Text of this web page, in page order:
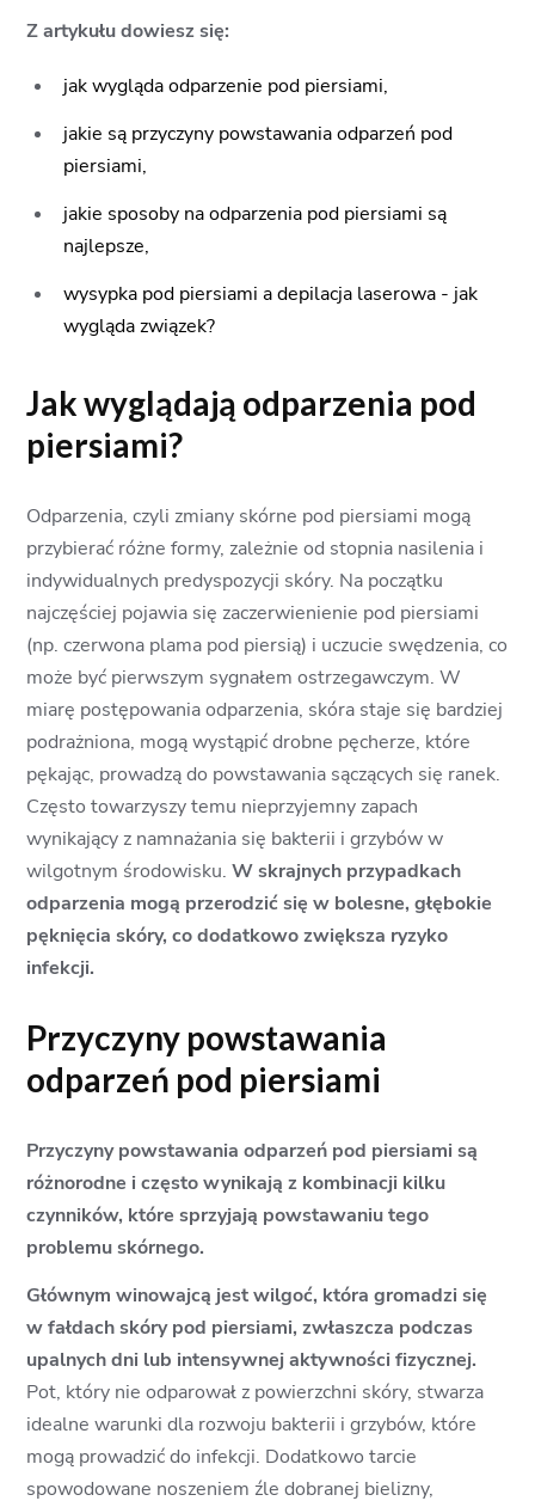
Z artykułu dowiesz się:
jak wygląda odparzenie pod piersiami,
jakie są przyczyny powstawania odparzeń pod
piersiami,
jakie sposoby na odparzenia pod piersiami są
najlepsze,
wysypka pod piersiami a depilacja laserowa - jak
wygląda związek?
Jak wyglądają odparzenia pod
piersiami?
Odparzenia, czyli zmiany skórne pod piersiami mogą
przybierać różne formy, zależnie od stopnia nasilenia i
indywidualnych predyspozycji skóry. Na początku
najczęściej pojawia się zaczerwienienie pod piersiami
(np. czerwona plama pod piersią) i uczucie swędzenia, co
może być pierwszym sygnałem ostrzegawczym. W
miarę postępowania odparzenia, skóra staje się bardziej
podrażniona, mogą wystąpić drobne pęcherze, które
pękając, prowadzą do powstawania sączących się ranek.
Często towarzyszy temu nieprzyjemny zapach
wynikający z namnażania się bakterii i grzybów w
wilgotnym środowisku.W skrajnych przypadkach
odparzenia mogą przerodzić się w bolesne, głębokie
pęknięcia skóry, co dodatkowo zwiększa ryzyko
infekcji.
Przyczyny powstawania
odparzeń pod piersiami
Przyczyny powstawania odparzeń pod piersiami są
różnorodne i często wynikają z kombinacji kilku
czynników, które sprzyjają powstawaniu tego
problemu skórnego.
Głównym winowajcą jest wilgoć, która gromadzi się
w fałdach skóry pod piersiami, zwłaszcza podczas
upalnych dni lub intensywnej aktywności fizycznej.
Pot, który nie odparował z powierzchni skóry, stwarza
idealne warunki dla rozwoju bakterii i grzybów, które
mogą prowadzić do infekcji. Dodatkowo tarcie
spowodowane noszeniem źle dobranej bielizny,